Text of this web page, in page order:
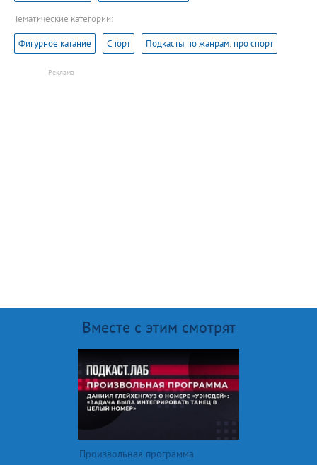
Тематические категории:
Фигурное катание Спорт Подкасты по жанрам: про спорт
Вместе с этим смотрят
Произвольная программа